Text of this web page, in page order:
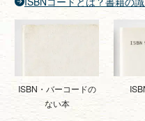
ISBN・バーコードの
ない本